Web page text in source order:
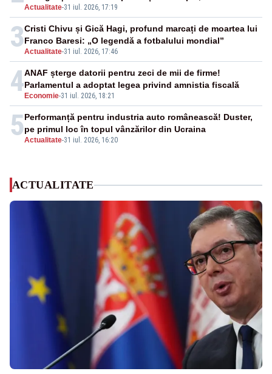
Actualitate-31 iul. 2026, 17:19
3Actualitate-31 iul. 2026, 17:46
Cristi Chivu și Gică Hagi, profund marcați de moartea lui
Franco Baresi: „O legendă a fotbalului mondial”
4 Economie-31 iul. 2026, 18:21
ANAF șterge datorii pentru zeci de mii de firme!
Parlamentul a adoptat legea privind amnistia fiscală
5Actualitate-31 iul. 2026, 16:20
Performanță pentru industria auto românească! Duster,
pe primul loc în topul vânzărilor din Ucraina
ACTUALITATE